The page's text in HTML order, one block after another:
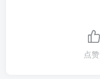
点赞